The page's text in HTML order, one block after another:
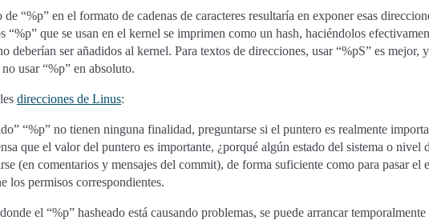
“%p” en el formato de cadenas de caracteres resultaría en exponer esas
“%p” que se usan en el kernel se imprimen como un hash, haciéndolos
deberían ser añadidos al kernel. Para textos de direcciones, usar “%pS” es
usar “%p” en absoluto.
direcciones de Linus:
“%p” no tienen ninguna finalidad, preguntarse si el puntero es realmente
que el valor del puntero es importante, ¿porqué algún estado del sistema o
(en comentarios y mensajes del commit), de forma suficiente como para pasar
los permisos correspondientes.
el “%p” hasheado está causando problemas, se puede arrancar